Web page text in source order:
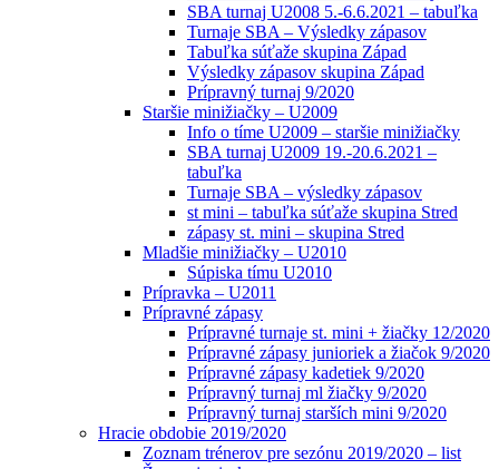
SBA turnaj U2008 5.-6.6.2021 – tabuľka
Turnaje SBA – Výsledky zápasov
Tabuľka súťaže skupina Západ
Výsledky zápasov skupina Západ
Prípravný turnaj 9/2020
Staršie minižiačky – U2009
Info o tíme U2009 – staršie minižiačky
SBA turnaj U2009 19.-20.6.2021 –
tabuľka
Turnaje SBA – výsledky zápasov
st mini – tabuľka súťaže skupina Stred
zápasy st. mini – skupina Stred
Mladšie minižiačky – U2010
Súpiska tímu U2010
Prípravka – U2011
Prípravné zápasy
Prípravné turnaje st. mini + žiačky 12/2020
Prípravné zápasy junioriek a žiačok 9/2020
Prípravné zápasy kadetiek 9/2020
Prípravný turnaj ml žiačky 9/2020
Prípravný turnaj starších mini 9/2020
Hracie obdobie 2019/2020
Zoznam trénerov pre sezónu 2019/2020 – list